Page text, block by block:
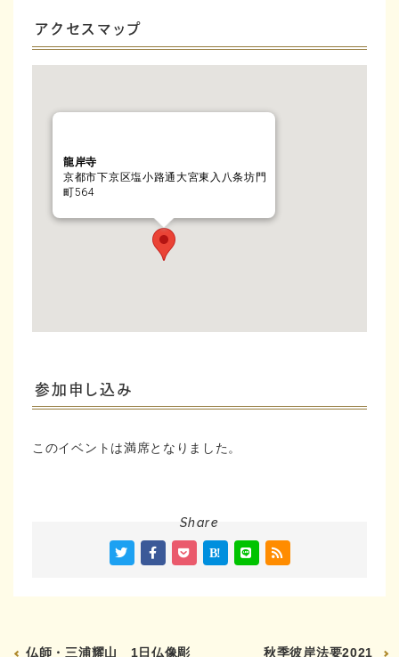
アクセスマップ
龍岸寺
京都市下京区塩小路通大宮東入八条坊門
町564
参加申し込み
このイベントは満席となりました。
Share
仏師・三浦耀山 1日仏像彫 秋季彼岸法要2021